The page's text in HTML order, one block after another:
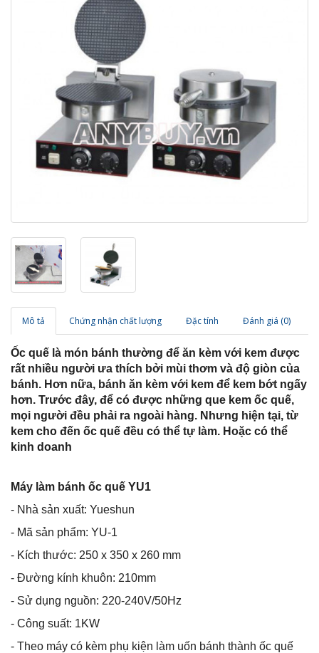
Mô tả Chứng nhận chất lượng Đặc tính Đánh giá (0)
Ốc quế là món bánh thường để ăn kèm với kem được
rất nhiều người ưa thích bởi mùi thơm và độ giòn của
bánh. Hơn nữa, bánh ăn kèm với kem để kem bớt ngấy
hơn. Trước đây, để có được những que kem ốc quế,
mọi người đều phải ra ngoài hàng. Nhưng hiện tại, từ
kem cho đến ốc quế đều có thể tự làm. Hoặc có thể
kinh doanh
Máy làm bánh ốc quế YU1
- Nhà sản xuất: Yueshun
- Mã sản phẩm: YU-1
- Kích thước: 250 x 350 x 260 mm
- Đường kính khuôn: 210mm
- Sử dụng nguồn: 220-240V/50Hz
- Công suất: 1KW
- Theo máy có kèm phụ kiện làm uốn bánh thành ốc quế